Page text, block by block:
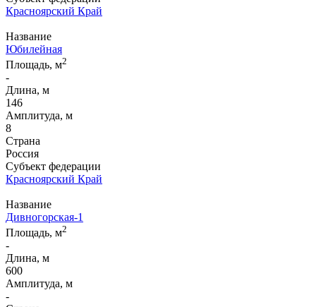
Красноярский Край
Название
Юбилейная
Площадь, м2
-
Длина, м
146
Амплитуда, м
8
Страна
Россия
Субъект федерации
Красноярский Край
Название
Дивногорская-1
Площадь, м2
-
Длина, м
600
Амплитуда, м
-